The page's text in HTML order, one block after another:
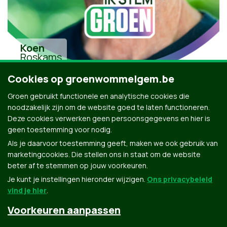
Koen
Roskams
Alle kandidaten uit Wommelgem
Groen.be
Cookies op groenwommelgem.be
Groen gebruikt functionele en analytische cookies die
noodzakelijk zijn om de website goed te laten functioneren.
Deze cookies verwerken geen persoonsgegevens en hier is
geen toestemming voor nodig.
Als je daarvoor toestemming geeft, maken we ook gebruik van
marketingcookies. Die stellen ons in staat om de website
beter af te stemmen op jouw voorkeuren.
Je kunt je instellingen hieronder wijzigen. Ons privacybeleid
vind je hier.
Voorkeuren aanpassen